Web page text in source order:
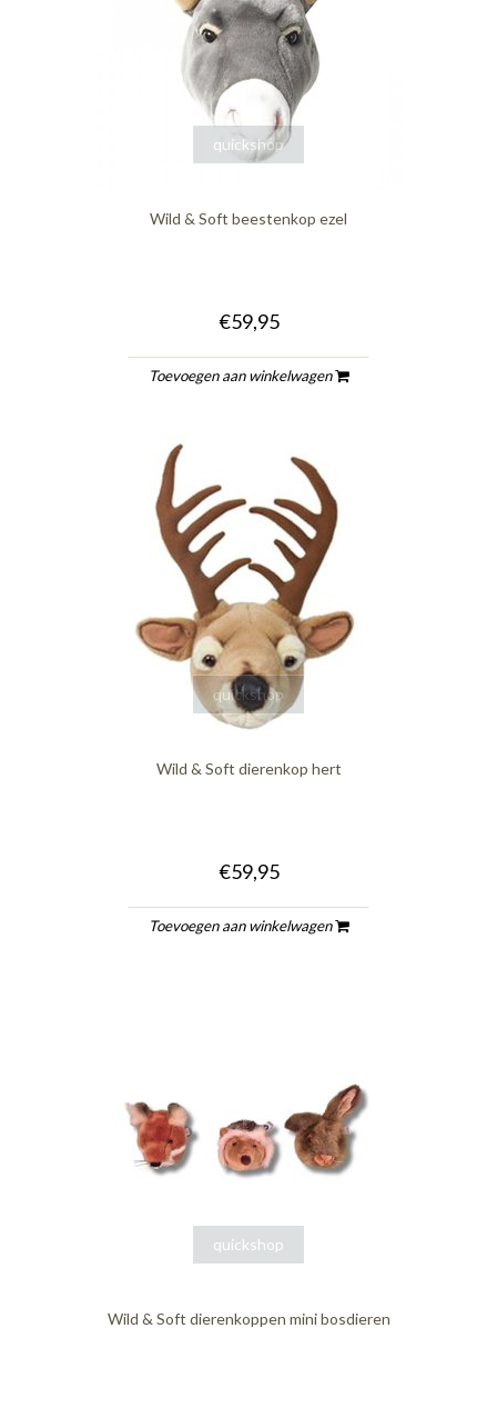
quickshop
Wild & Soft beestenkop ezel
€59,95
Toevoegen aan winkelwagen
quickshop
Wild & Soft dierenkop hert
€59,95
Toevoegen aan winkelwagen
quickshop
Wild & Soft dierenkoppen mini bosdieren